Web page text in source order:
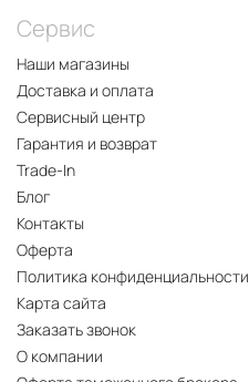
Сервис
Наши магазины
Доставка и оплата
Сервисный центр
Гарантия и возврат
Trade-In
Блог
Контакты
Оферта
Политика конфиденциальности
Карта сайта
Заказать звонок
О компании